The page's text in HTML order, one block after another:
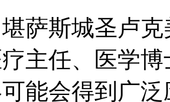
萨斯城圣卢
主任、医学博
能会得到广泛